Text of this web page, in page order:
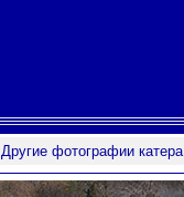
Другие фотографии катера